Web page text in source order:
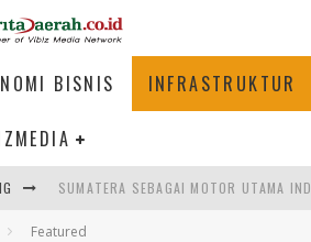
BISNIS INFRASTRUKTUR
MENJAWAB KEBUTUHAN DUNIA KERJA,
PENUMPANG MENGAMBIL BAGASI DI
Featured